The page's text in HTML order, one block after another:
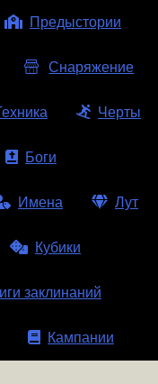
Предыстории
Снаряжение
Черты
Боги
Имена Лут
Кубики
заклинаний
Кампании